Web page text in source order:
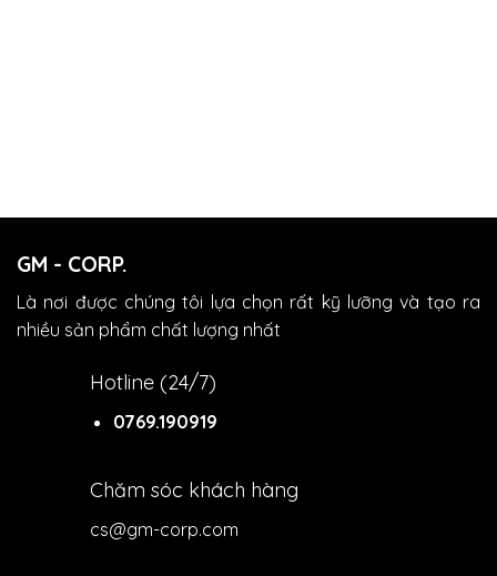
GM - CORP.
Là nơi được chúng tôi lựa chọn rất kỹ lưỡng và tạo ra
nhiều sản phẩm chất lượng nhất
Hotline (24/7)
0769.190919
Chăm sóc khách hàng
cs@gm-corp.com